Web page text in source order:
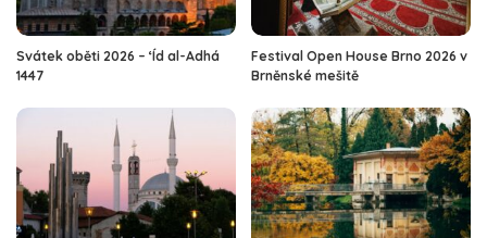
Svátek oběti 2026 – ‘Íd al-Adhá
1447
Festival Open House Brno 2026 v
Brněnské mešitě